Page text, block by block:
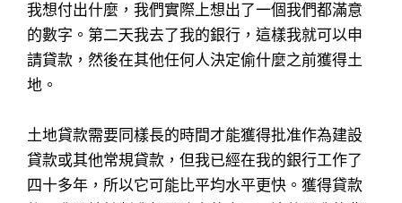
我想付出什麼，我們實際上想出了一個我們都滿意
的數字。第二天我去了我的銀行，這樣我就可以申
請貸款，然後在其他任何人決定偷什麼之前獲得土
地。
土地貸款需要同樣長的時間才能獲得批准作為建設
貸款或其他常規貸款，但我已經在我的銀行工作了
四十多年，所以它可能比平均水平更快。獲得貸款